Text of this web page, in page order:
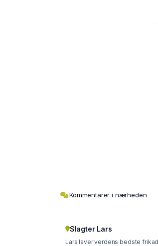
Kommentarer i nærheden
Slagter Lars
Lars laver verdens bedste